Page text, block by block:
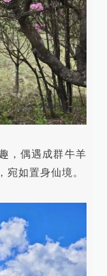
，偶遇成群牛羊
宛如置身仙境。